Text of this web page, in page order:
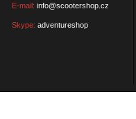
E-mail: info@scootershop.cz
Skype: adventureshop